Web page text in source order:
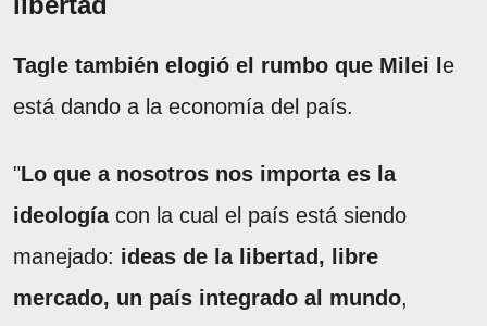
Tagle también elogió el rumbo que Milei l e
está dando a la economía del país.
"Lo que a nosotros nos importa es la
ideologíacon la cual el país está siendo
manejado: ideas de la libertad, libre
mercado, un país integrado al mundo,